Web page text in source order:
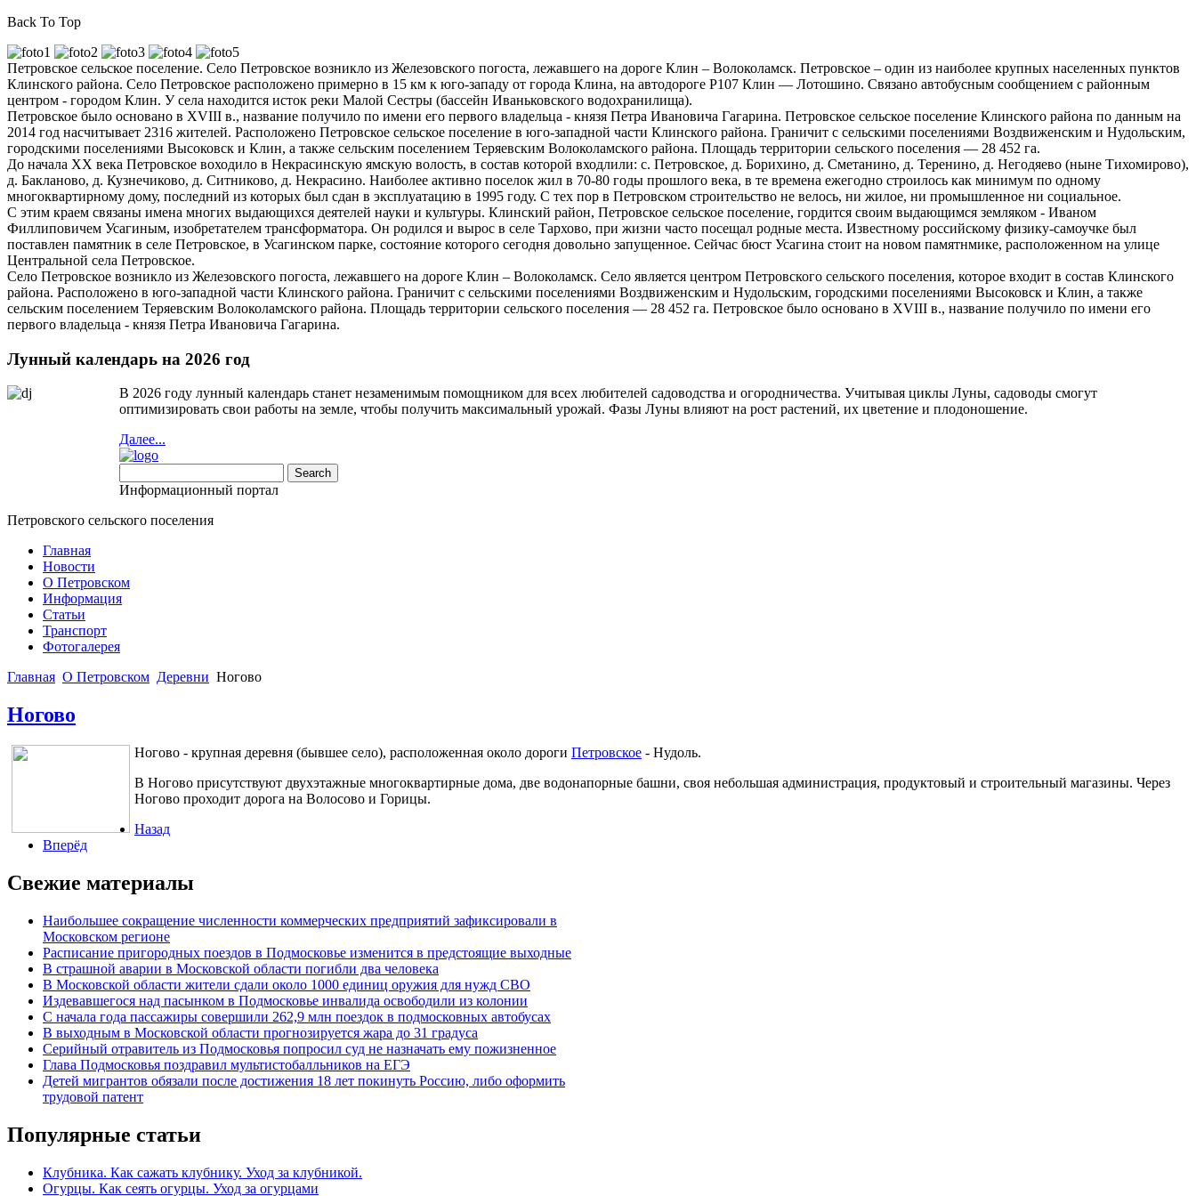
Back To Top
Петровское сельское поселение. Село Петровское возникло из Железовского погоста, лежавшего на дороге Клин – Волоколамск. Петровское – один из наиболее крупных населенных пунктов
Клинского района. Село Петровское расположено примерно в 15 км к юго-западу от города Клина, на автодороге Р107 Клин — Лотошино. Связано автобусным сообщением с районным
центром - городом Клин. У села находится исток реки Малой Сестры (бассейн Иваньковского водохранилища).
Петровское было основано в XVIII в., название получило по имени его первого владельца - князя Петра Ивановича Гагарина. Петровское сельское поселение Клинского района по данным на
2014 год насчитывает 2316 жителей. Расположено Петровское сельское поселение в юго-западной части Клинского района. Граничит с сельскими поселениями Воздвиженским и Нудольским,
городскими поселениями Высоковск и Клин, а также сельским поселением Теряевским Волоколамского района. Площадь территории сельского поселения — 28 452 га.
До начала ХХ века Петровское воходило в Некрасинскую ямскую волость, в состав которой входлили: с. Петровское, д. Борихино, д. Сметанино, д. Теренино, д. Негодяево (ныне Тихомирово),
д. Бакланово, д. Кузнечиково, д. Ситниково, д. Некрасино. Наиболее активно поселок жил в 70-80 годы прошлого века, в те времена ежегодно строилось как минимум по одному
многоквартирному дому, последний из которых был сдан в эксплуатацию в 1995 году. С тех пор в Петровском строительство не велось, ни жилое, ни промышленное ни социальное.
С этим краем связаны имена многих выдающихся деятелей науки и культуры. Клинский район, Петровское сельское поселение, гордится своим выдающимся земляком - Иваном
Филлиповичем Усагиным, изобретателем трансформатора. Он родился и вырос в селе Тархово, при жизни часто посещал родные места. Известному российскому физику-самоучке был
поставлен памятник в селе Петровское, в Усагинском парке, состояние которого сегодня довольно запущенное. Сейчас бюст Усагина стоит на новом памятнмике, расположенном на улице
Центральной села Петровское.
Село Петровское возникло из Железовского погоста, лежавшего на дороге Клин – Волоколамск. Село является центром Петровского сельского поселения, которое входит в состав Клинского
района. Расположено в юго-западной части Клинского района. Граничит с сельскими поселениями Воздвиженским и Нудольским, городскими поселениями Высоковск и Клин, а также
сельским поселением Теряевским Волоколамского района. Площадь территории сельского поселения — 28 452 га. Петровское было основано в XVIII в., название получило по имени его
первого владельца - князя Петра Ивановича Гагарина.
Лунный календарь на 2026 год
В 2026 году лунный календарь станет незаменимым помощником для всех любителей садоводства и огородничества. Учитывая циклы Луны, садоводы смогут
оптимизировать свои работы на земле, чтобы получить максимальный урожай. Фазы Луны влияют на рост растений, их цветение и плодоношение.
Далее...
Информационный портал
Петровского сельского поселения
Главная
Новости
О Петровском
Информация
Статьи
Транспорт
Фотогалерея
Главная О Петровском Деревни Ногово
Ногово
Ногово - крупная деревня (бывшее село), расположенная около дороги Петровское - Нудоль.
В Ногово присутствуют двухэтажные многоквартирные дома, две водонапорные башни, своя небольшая администрация, продуктовый и строительный магазины. Через
Ногово проходит дорога на Волосово и Горицы.
Назад
Вперёд
Свежие материалы
Наибольшее сокращение численности коммерческих предприятий зафиксировали в
Московском регионе
Расписание пригородных поездов в Подмосковье изменится в предстоящие выходные
В страшной аварии в Московской области погибли два человека
В Московской области жители сдали около 1000 единиц оружия для нужд СВО
Издевавшегося над пасынком в Подмосковье инвалида освободили из колонии
С начала года пассажиры совершили 262,9 млн поездок в подмосковных автобусах
В выходным в Московской области прогнозируется жара до 31 градуса
Серийный отравитель из Подмосковья попросил суд не назначать ему пожизненное
Глава Подмосковья поздравил мультистобалльников на ЕГЭ
Детей мигрантов обязали после достижения 18 лет покинуть Россию, либо оформить
трудовой патент
Популярные статьи
Клубника. Как сажать клубнику. Уход за клубникой.
Огурцы. Как сеять огурцы. Уход за огурцами